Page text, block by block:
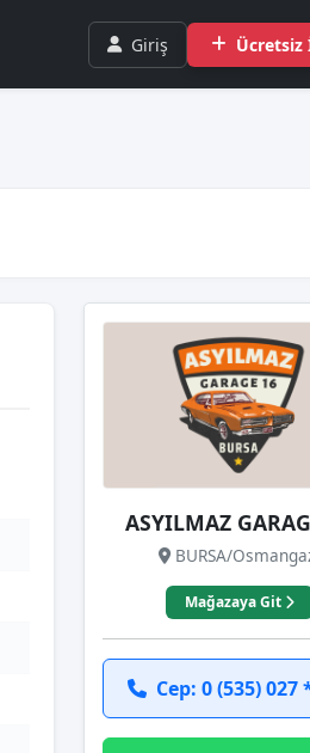
Giriş Ücretsiz
ASYILMAZ
BURSA/
Mağazaya Git
Cep: 0 (535)